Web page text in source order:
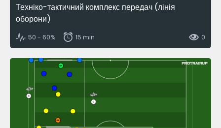
Техніко-тактичний комплекс передач (лінія
оборони)
50 - 60% 15 min 0